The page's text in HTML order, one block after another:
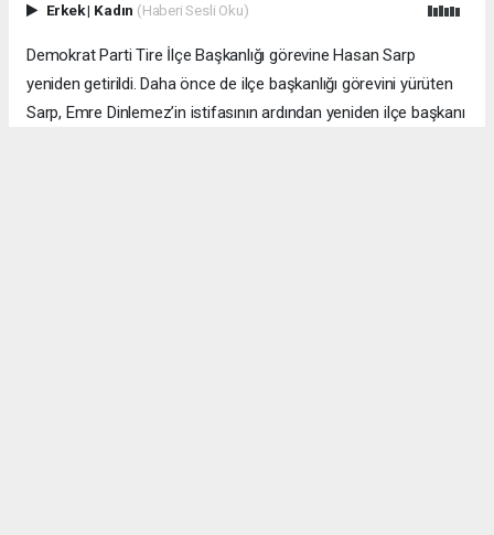
Erkek| Kadın (Haberi Sesli Oku)
Demokrat Parti Tire İlçe Başkanlığı görevine Hasan Sarp
yeniden getirildi. Daha önce de ilçe başkanlığı görevini yürüten
Sarp, Emre Dinlemez’in istifasının ardından yeniden ilçe başkanı